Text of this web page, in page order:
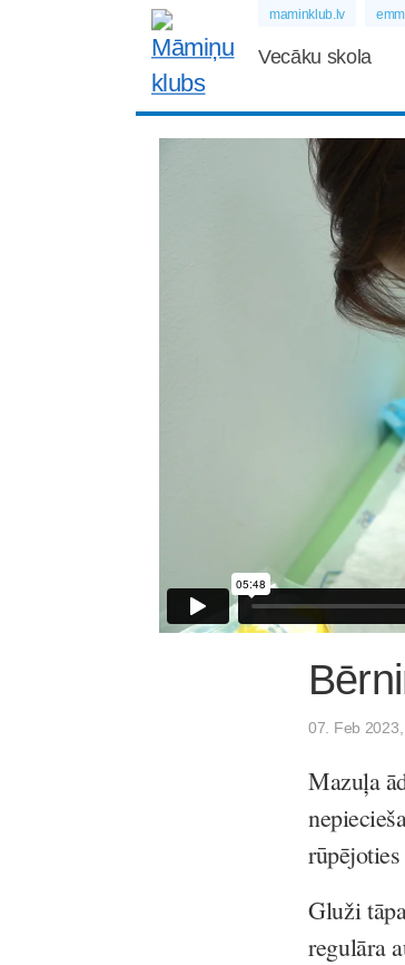
maminklub.lv
Vecāku skola
07. Feb
Mazuļa
Gluži
regulāra